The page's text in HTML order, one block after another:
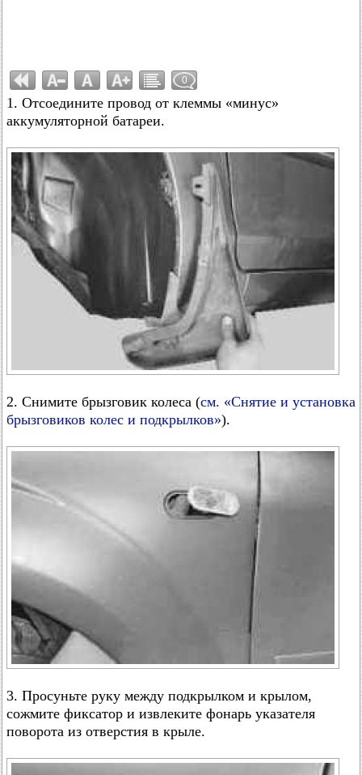
0
1. Отсоедините провод от клеммы «минус»
аккумуляторной батареи.
2. Снимите брызговик колеса (см. «Снятие и установка
брызговиков колес и подкрылков»).
3. Просуньте руку между подкрылком и крылом,
сожмите фиксатор и извлеките фонарь указателя
поворота из отверстия в крыле.